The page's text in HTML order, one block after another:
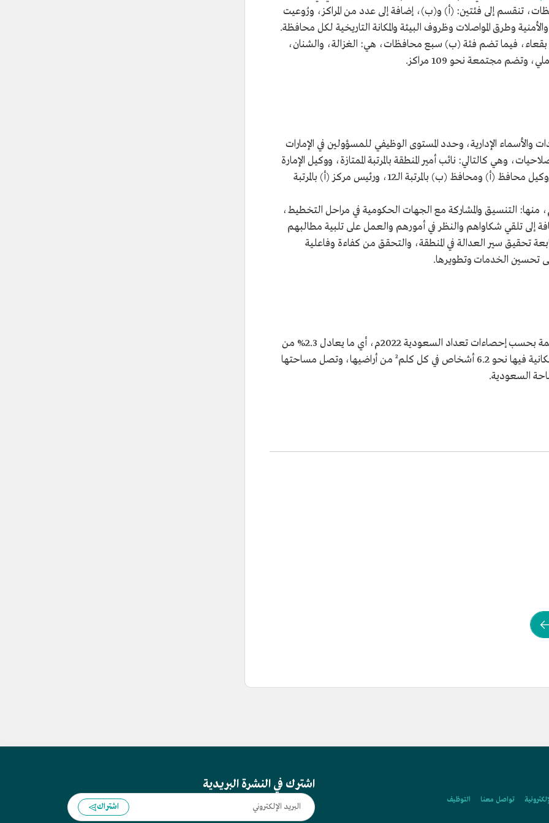
تنقسم إلى فئتين: (أ) و(ب)، إضافة إلى عدد من المراكز، ورُوعيت
وطرق المواصلات وظروف البيئة والمكانة التاريخية لكل محافظة.
فيما تضم فئة (ب) سبع محافظات، هي: الغزالة، والشنان،
مجتمعة نحو 109 مراكز.
والأسماء الإدارية، وحدد المستوى الوظيفي للمسؤولين في الإمارات
وهي كالتالي: نائب أمير المنطقة بالمرتبة الممتازة، ووكيل الإمارة
بالمرتبة الـ14 أو أرفع، ومحافظ (أ) بالمرتبة الـ14، ووكيل محافظ (أ) ومحافظ (ب) بالمرتبة الـ12، ورئيس مركز (أ) بالمرتبة
منها: التنسيق والمشاركة مع الجهات الحكومية في مراحل التخطيط،
إلى تلقي شكاواهم والنظر في أمورهم والعمل على تلبية مطالبهم
تحقيق سير العدالة في المنطقة، والتحقق من كفاءة وفاعلية
تحسين الخدمات وتطويرها.
يبلغ عدد سكان منطقة حائل نحو 746,406 نسمة بحسب إحصاءات تعداد السعودية 2022م، أي ما يعادل 2.3% من
سكان السعودية، فيما يبلغ معدل الكثافة السكانية فيها نحو 6.2 أشخاص في كل كلم² من أراضيها، وتصل مساحتها
تواصل معنا التوظيف
اشترك في النشرة البريدية
اشتراك